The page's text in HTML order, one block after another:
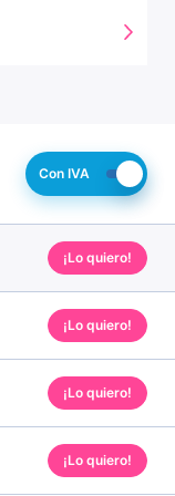
Con IVA
¡Lo quiero!
¡Lo quiero!
¡Lo quiero!
¡Lo quiero!